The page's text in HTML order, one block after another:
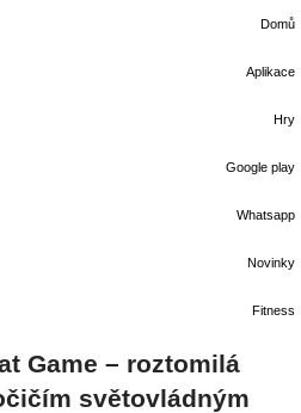
Domů
Aplikace
Hry
Google play
Whatsapp
Novinky
Fitness
Game – roztomilá
světovládným